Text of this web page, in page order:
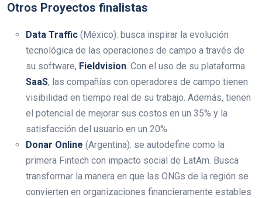
Otros Proyectos finalistas
Data Traffic (México): busca inspirar la evolución
tecnológica de las operaciones de campo a través de
su software, Fieldvision . Con el uso de su plataforma
SaaS, las compañías con operadores de campo tienen
visibilidad en tiempo real de su trabajo. Además, tienen
el potencial de mejorar sus costos en un 35% y la
satisfacción del usuario en un 20%.
Donar Online (Argentina): se autodefine como la
primera Fintech con impacto social de LatAm. Busca
transformar la manera en que las ONGs de la región se
convierten en organizaciones financieramente estables